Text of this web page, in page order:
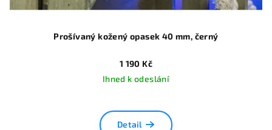
Prošívaný kožený opasek 40 mm, černý
1 190 Kč
Ihned k odeslání
Detail